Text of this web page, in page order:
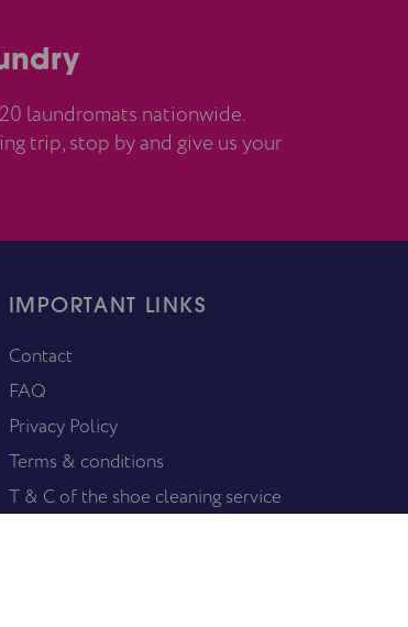
laundromats nationwide.
trip, stop by and give us your
IMPORTANT LINKS
Contact
FAQ
Privacy Policy
Terms & conditions
T & C of the shoe cleaning service